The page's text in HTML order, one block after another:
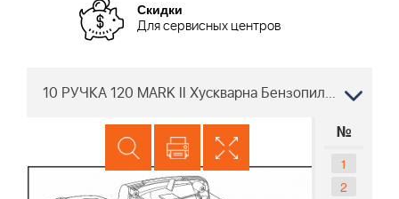
Скидки
Для сервисных центров
10 РУЧКА 120 MARK II Хускварна Бензопила от 2018-05 967861901, 967861903, 967861904, 967861905, 967861906, 967861907
№
1
2